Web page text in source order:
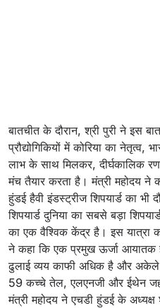
बातचीत के दौरान, श्री पुरी ने इस
प्रौद्योगिकियों में कोरिया का नेतृत्व,
लाभ के साथ मिलकर, दीर्घकालिक
मंच तैयार करता है। मंत्री महोदय ने
हुंडई हैवी इंडस्ट्रीज शिपयार्ड का
शिपयार्ड दुनिया का सबसे बड़ा
का एक वैश्विक केंद्र है। इस यात्रा
ने कहा कि एक प्रमुख ऊर्जा आयातक
ढुलाई व्यय काफी अधिक है और
59 कच्चे तेल, एलएनजी और ईथेन
मंत्री महोदय ने एचडी हुंडई के